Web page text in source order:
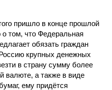
пришло в конце прошлой
о том, что Федеральная
обязать граждан
крупных денежных
в страну сумму более
валюте, а также в виде
ему придётся